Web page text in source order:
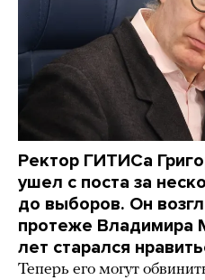
Ректор ГИТИСа
ушел с поста за
до выборов. Он
протеже Владимира
лет старался
Теперь его могут